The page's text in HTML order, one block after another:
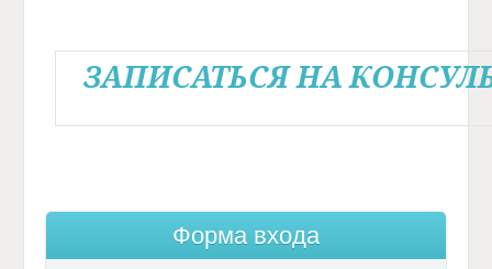
ЗАПИСАТЬСЯ НА
Форма входа